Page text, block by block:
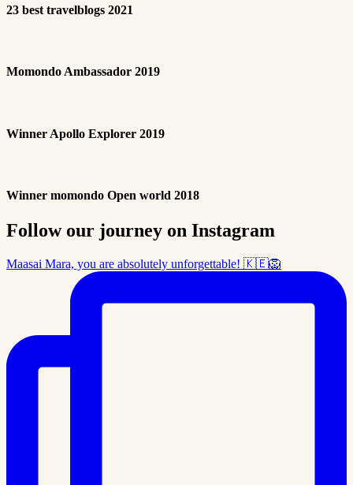
23 best travelblogs 2021
Momondo Ambassador 2019
Winner Apollo Explorer 2019
Winner momondo Open world 2018
Follow our journey on Instagram
Maasai Mara, you are absolutely unforgettable! 🇰🇪🦁